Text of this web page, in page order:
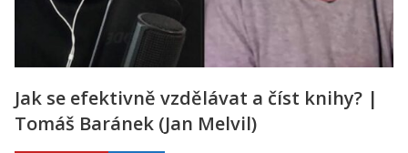
Jak se efektivně vzdělávat a číst knihy? |
Tomáš Baránek (Jan Melvil)